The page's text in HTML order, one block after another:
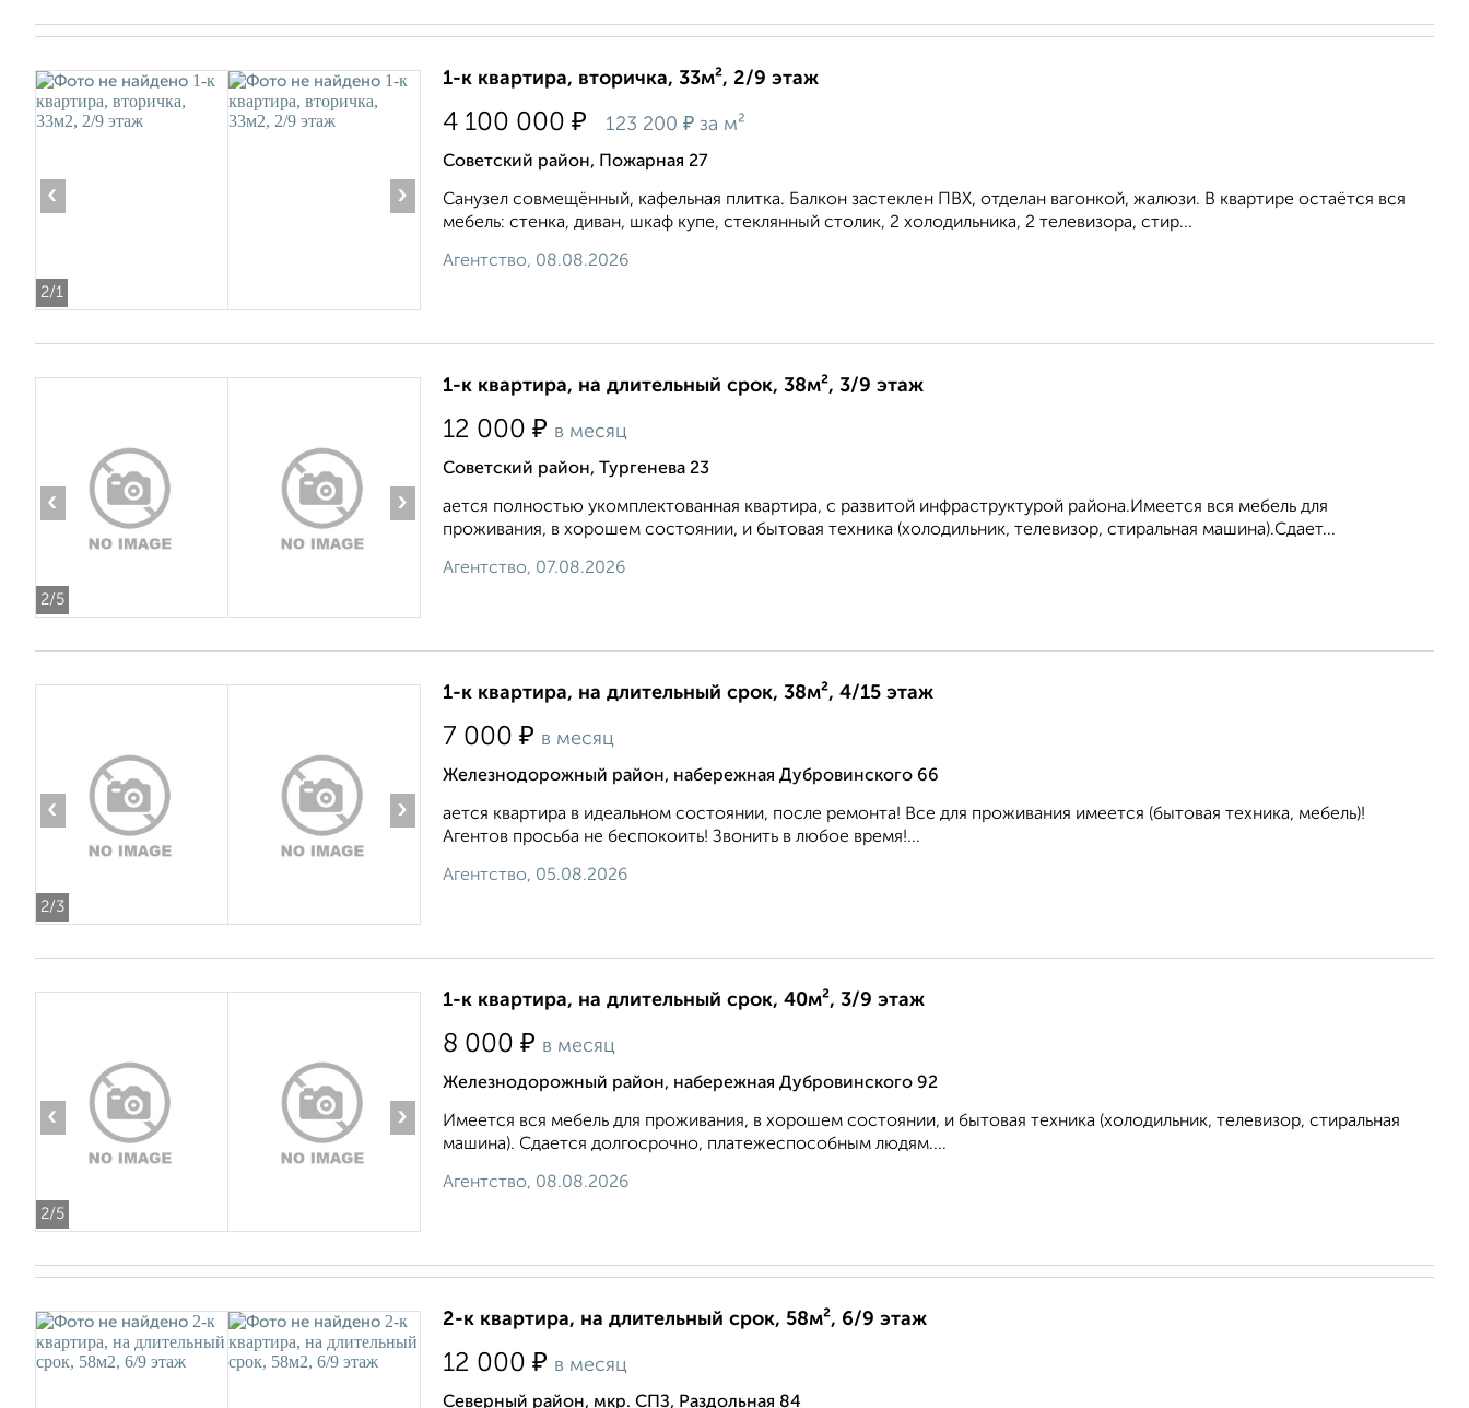
2/1
‹ ›
1-к квартира, вторичка, 33м², 2/9 этаж
4 100 000 ₽ 123 200 ₽ за м²
Советский район, Пожарная 27
Санузел совмещённый, кафельная плитка. Балкон застеклен ПВХ, отделан вагонкой, жалюзи. В квартире остаётся вся
мебель: стенка, диван, шкаф купе, стеклянный столик, 2 холодильника, 2 телевизора, стир...
Агентство, 08.08.2026
2/5
‹ ›
1-к квартира, на длительный срок, 38м², 3/9 этаж
12 000 ₽ в месяц
Советский район, Тургенева 23
ается полностью укомплектованная квартира, с развитой инфраструктурой района.Имеется вся мебель для
проживания, в хорошем состоянии, и бытовая техника (холодильник, телевизор, стиральная машина).Сдает...
Агентство, 07.08.2026
2/3
‹ ›
1-к квартира, на длительный срок, 38м², 4/15 этаж
7 000 ₽ в месяц
Железнодорожный район, набережная Дубровинского 66
ается квартира в идеальном состоянии, после ремонта! Все для проживания имеется (бытовая техника, мебель)!
Агентов просьба не беспокоить! Звонить в любое время!...
Агентство, 05.08.2026
2/5
‹ ›
1-к квартира, на длительный срок, 40м², 3/9 этаж
8 000 ₽ в месяц
Железнодорожный район, набережная Дубровинского 92
Имеется вся мебель для проживания, в хорошем состоянии, и бытовая техника (холодильник, телевизор, стиральная
машина). Сдается долгосрочно, платежеспособным людям....
Агентство, 08.08.2026
2-к квартира, на длительный срок, 58м², 6/9 этаж
12 000 ₽ в месяц
Северный район, мкр. СПЗ, Раздольная 84